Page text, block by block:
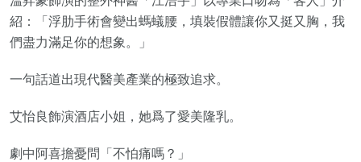
紹：「浮肋手術會變出螞蟻腰，填裝假體讓你又挺又胸，我
們盡力滿足你的想象。」
一句話道出現代醫美產業的極致追求。
艾怡良飾演酒店小姐，她爲了愛美隆乳。
劇中阿喜擔憂問「不怕痛嗎？」